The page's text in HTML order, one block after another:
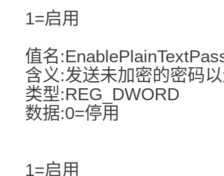
1=启用
值名
含义:发送未加密的密码
类型:REG_DWORD
数据:0=停用
1=启用